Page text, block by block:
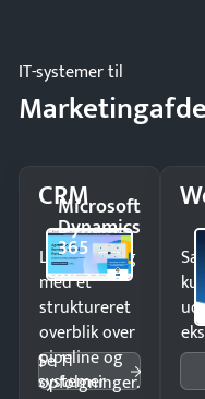
IT-systemer til
CRM
Microsoft
Dynamics
365
Luk flere salg
med et
struktureret
overblik over
pipeline og
opfølgninger.
Se 11
systemer